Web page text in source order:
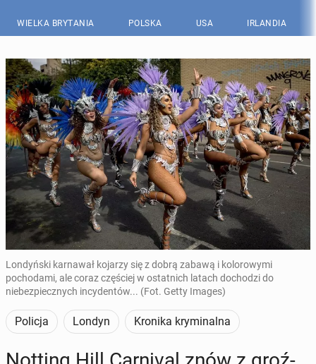
WIELKA BRYTANIA POLSKA USA IRLANDIA
Londyński karnawał kojarzy się z dobrą zabawą i kolorowymi
pochodami, ale coraz częściej w ostatnich latach dochodzi do
niebezpiecznych incydentów... (Fot. Getty Images)
Policja Londyn Kronika kryminalna